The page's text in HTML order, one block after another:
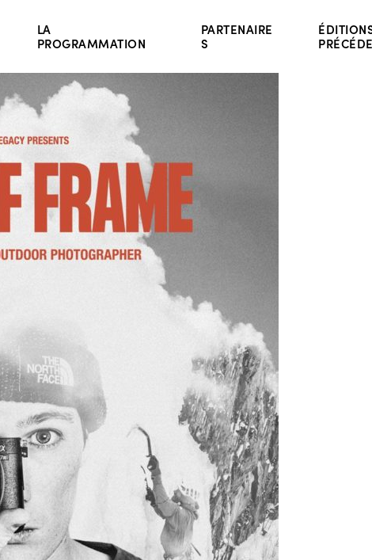
LA
PROGRAMMATION
PARTENAIRE
S